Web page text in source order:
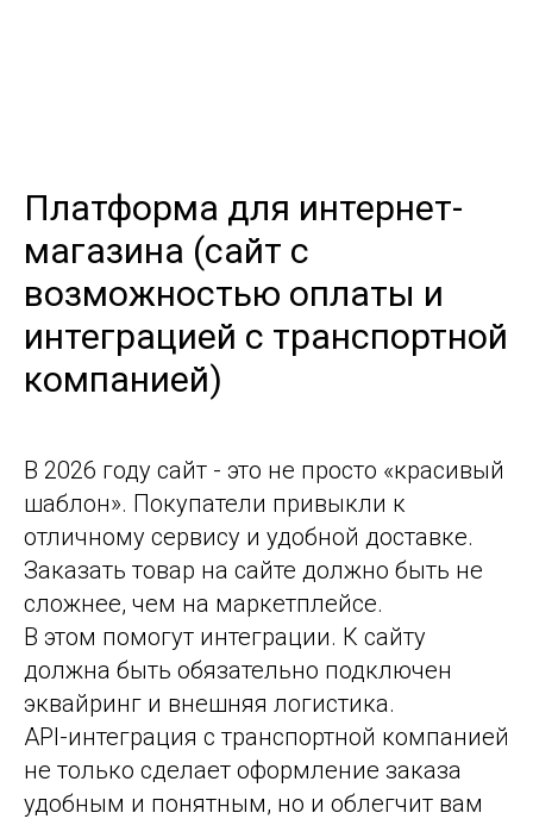
Платформа для интернет-
магазина (сайт с
возможностью оплаты и
интеграцией с транспортной
компанией)
В 2026 году сайт - это не просто «красивый
шаблон». Покупатели привыкли к
отличному сервису и удобной доставке.
Заказать товар на сайте должно быть не
сложнее, чем на маркетплейсе.
В этом помогут интеграции. К сайту
должна быть обязательно подключен
эквайринг и внешняя логистика.
API-интеграция с транспортной компанией
не только сделает оформление заказа
удобным и понятным, но и облегчит вам